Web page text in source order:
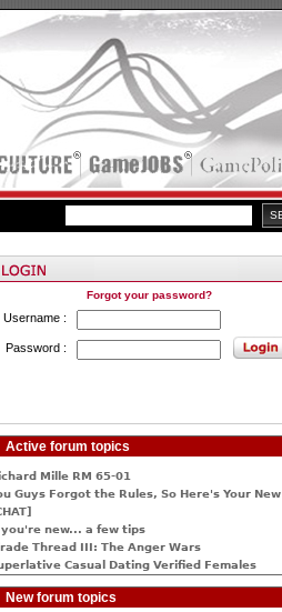
Forgot your password?
Username :
Password :
Active forum topics
Mille RM 65-01
Guys Forgot the Rules, So Here's Your New
you're new... a few tips
Thread III: The Anger Wars
Сasual Dating Verified Females
New forum topics